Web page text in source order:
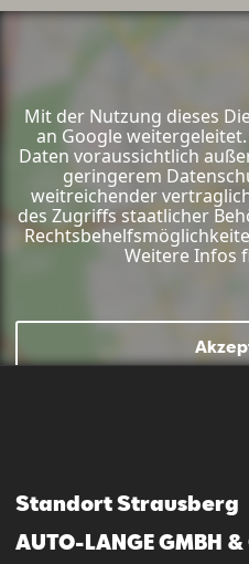
Mit der Nutzung dieses
an Google
Daten voraussichtlich
geringerem
weitreichender
des Zugriffs staatlicher
Weitere Infos
Standort Strausberg
AUTO-LANGE GMBH &